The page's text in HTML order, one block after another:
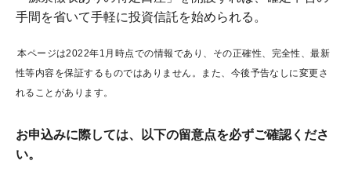
手間を省いて手軽に投資信託を始められる。
本ページは2022年1月時点での情報であり、その正確性、完全性、最新
性等内容を保証するものではありません。また、今後予告なしに変更さ
れることがあります。
お申込みに際しては、以下の留意点を必ずご確認くださ
い。